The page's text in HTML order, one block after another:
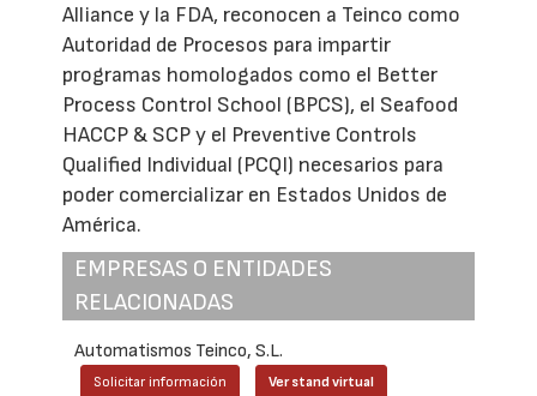
Alliance y la FDA, reconocen a Teinco como
Autoridad de Procesos para impartir
programas homologados como el Better
Process Control School (BPCS), el Seafood
HACCP & SCP y el Preventive Controls
Qualified Individual (PCQI) necesarios para
poder comercializar en Estados Unidos de
América.
EMPRESAS O ENTIDADES
RELACIONADAS
Automatismos Teinco, S.L.
Solicitar información Ver stand virtual